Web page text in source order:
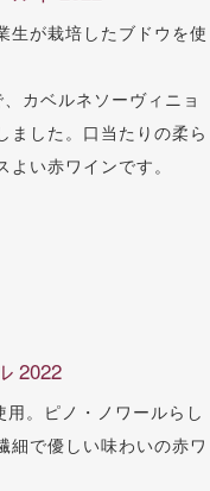
生が栽培したブドウを使
カベルネソーヴィニョ
ました。口当たりの柔ら
い赤ワインです。
2022
。ピノ・ノワールらし
細で優しい味わいの赤ワ